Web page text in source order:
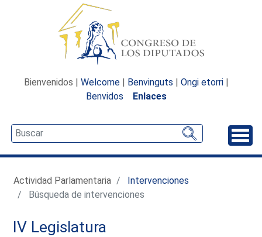
Bienvenidos | Welcome | Benvinguts | Ongi etorri |
Benvidos
Enlaces
Actividad Parlamentaria
Intervenciones
Búsqueda de intervenciones
IV Legislatura